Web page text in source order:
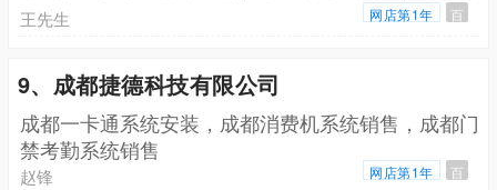
王先生 网店第1年 百
9、成都捷德科技有限公司
成都一卡通系统安装，成都消费机系统销售，成都门
禁考勤系统销售
赵锋 网店第1年 百